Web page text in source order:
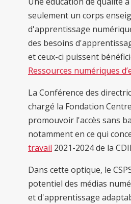
seulement un corps
d'apprentissage
des besoins
et ceux-ci puissent
Ressources numériques
La Conférence des
chargé la Fondation
promouvoir l'accès sans
notamment en ce qui
travail 2021-2024 de la
Dans cette optique, le
potentiel des médias
et d'apprentissage